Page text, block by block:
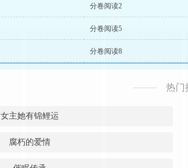
分卷阅读2
分卷阅读5
分卷阅读8
热门
女主她有锦鲤运
腐朽的爱情